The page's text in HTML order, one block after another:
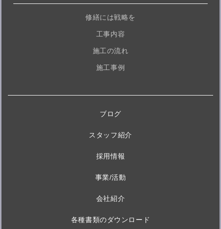
修繕には戦略を
工事内容
施工の流れ
施工事例
ブログ
スタッフ紹介
採用情報
事業/活動
会社紹介
各種書類のダウンロード